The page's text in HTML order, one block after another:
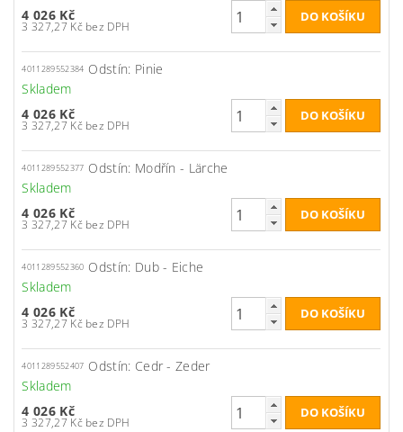
4 026 Kč
3 327,27 Kč bez DPH
4011289552384 Odstín: Pinie
Skladem
4 026 Kč
3 327,27 Kč bez DPH
4011289552377 Odstín: Modřín - Lärche
Skladem
4 026 Kč
3 327,27 Kč bez DPH
4011289552360 Odstín: Dub - Eiche
Skladem
4 026 Kč
3 327,27 Kč bez DPH
4011289552407 Odstín: Cedr - Zeder
Skladem
4 026 Kč
3 327,27 Kč bez DPH